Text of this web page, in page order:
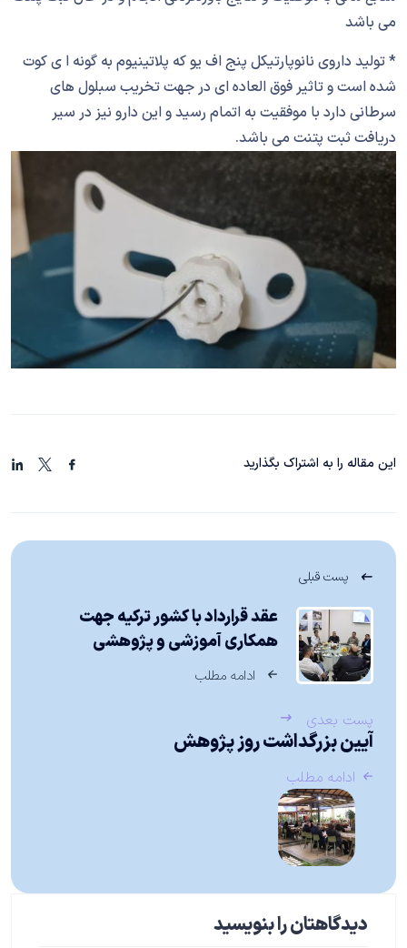
می باشد
* تولید داروی نانوپارتیکل پنج اف یو که پلاتینیوم به گونه ا ی کوت
شده است و تاثیر فوق العاده ای در جهت تخریب سبلول های
سرطانی دارد با موفقیت به اتمام رسید و این دارو نیز در سیر
دریافت ثبت پتنت می باشد.
این مقاله را به اشتراک بگذارید
پست قبلی
عقد قرارداد با کشور ترکیه جهت
همکاری آموزشی و پژوهشی
ادامه مطلب
پست بعدی
آیین بزرگداشت روز پژوهش
ادامه مطلب
دیدگاهتان را بنویسید